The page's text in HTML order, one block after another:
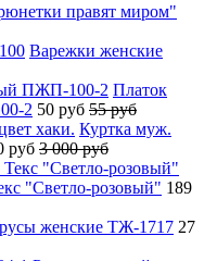
правят миром"
Варежки женские
Платок
2 50 руб 55 руб
Куртка муж.
руб 3 000 руб
"Светло-розовый" 189
женские ТЖ-1717 27